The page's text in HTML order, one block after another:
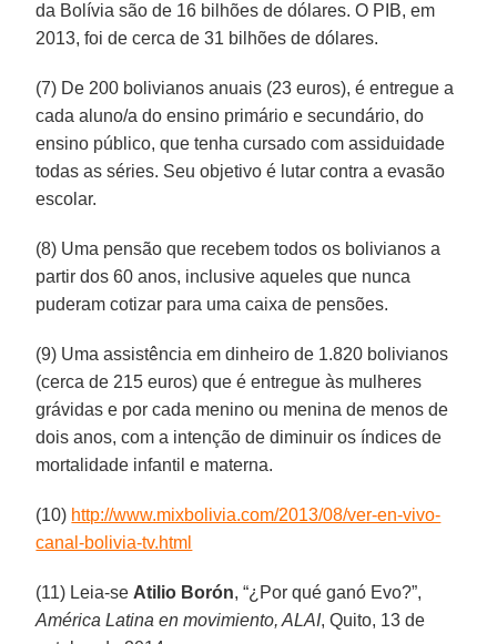
da Bolívia são de 16 bilhões de dólares. O PIB, em
2013, foi de cerca de 31 bilhões de dólares.
(7) De 200 bolivianos anuais (23 euros), é entregue a
cada aluno/a do ensino primário e secundário, do
ensino público, que tenha cursado com assiduidade
todas as séries. Seu objetivo é lutar contra a evasão
escolar.
(8) Uma pensão que recebem todos os bolivianos a
partir dos 60 anos, inclusive aqueles que nunca
puderam cotizar para uma caixa de pensões.
(9) Uma assistência em dinheiro de 1.820 bolivianos
(cerca de 215 euros) que é entregue às mulheres
grávidas e por cada menino ou menina de menos de
dois anos, com a intenção de diminuir os índices de
mortalidade infantil e materna.
(10) http://www.mixbolivia.com/2013/08/ver-en-vivo-
canal-bolivia-tv.html
(11) Leia-se Atilio Borón, “¿Por qué ganó Evo?”,
América Latina en movimiento, ALAI, Quito, 13 de